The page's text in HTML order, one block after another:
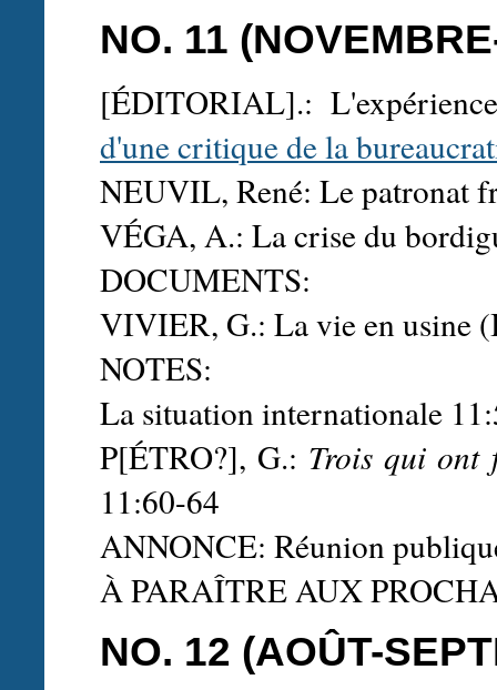
NO. 11
[ÉDITORIAL].:
d'une critique de la
NEUVIL, René: Le patronat
VÉGA, A.: La crise du
DOCUMENTS:
VIVIER, G.: La vie en usine
NOTES:
La situation internationale
P[ÉTRO?], G.: Trois qui ont
11:60-64
ANNONCE: Réunion
À PARAÎTRE AUX
NO. 12 (AOÛT-